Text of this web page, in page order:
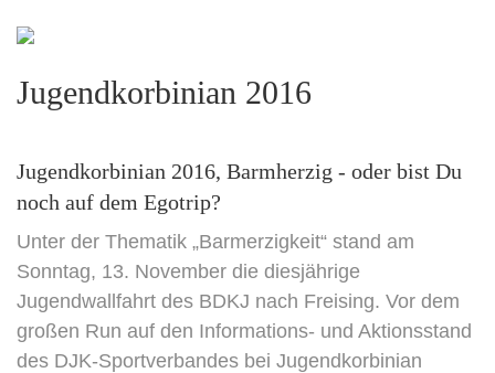
Jugendkorbinian 2016
Jugendkorbinian 2016, Barmherzig - oder bist Du
noch auf dem Egotrip?
Unter der Thematik „Barmerzigkeit“ stand am
Sonntag, 13. November die diesjährige
Jugendwallfahrt des BDKJ nach Freising. Vor dem
großen Run auf den Informations- und Aktionsstand
des DJK-Sportverbandes bei Jugendkorbinian